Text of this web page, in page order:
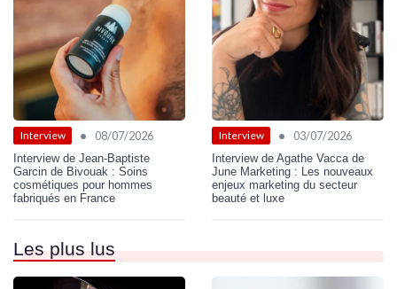
Interview • 08/07/2026
Interview de Jean-Baptiste
Garcin de Bivouak : Soins
cosmétiques pour hommes
fabriqués en France
Interview • 03/07/2026
Interview de Agathe Vacca de
June Marketing : Les nouveaux
enjeux marketing du secteur
beauté et luxe
Les plus lus